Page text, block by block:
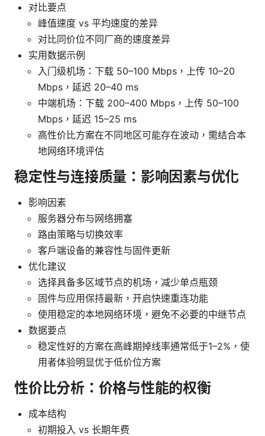
对比要点
峰值速度 vs 平均速度的差异
对比同价位不同厂商的速度差异
实用数据示例
入门级机场：下载 50–100 Mbps，上传 10–20
Mbps，延迟 20–40 ms
中端机场：下载 200–400 Mbps，上传 50–100
Mbps，延迟 15–25 ms
高性价比方案在不同地区可能存在波动，需结合本
地网络环境评估
稳定性与连接质量：影响因素与优化
影响因素
服务器分布与网络拥塞
路由策略与切换效率
客户端设备的兼容性与固件更新
优化建议
选择具备多区域节点的机场，减少单点瓶颈
固件与应用保持最新，开启快速重连功能
使用稳定的本地网络环境，避免不必要的中继节点
数据要点
稳定性好的方案在高峰期掉线率通常低于1–2%，使
用者体验明显优于低价位方案
性价比分析：价格与性能的权衡
成本结构
初期投入 vs 长期年费